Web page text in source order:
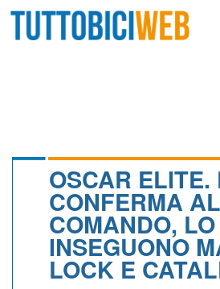
CALENDARIO
ALBI D'ORO
OSCAR ELITE.
CONFERMA AL
COMANDO, LO
INSEGUONO
LOCK E